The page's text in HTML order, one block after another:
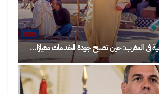
في المغرب: حين تصبح جودة الخدمات معيارًا…